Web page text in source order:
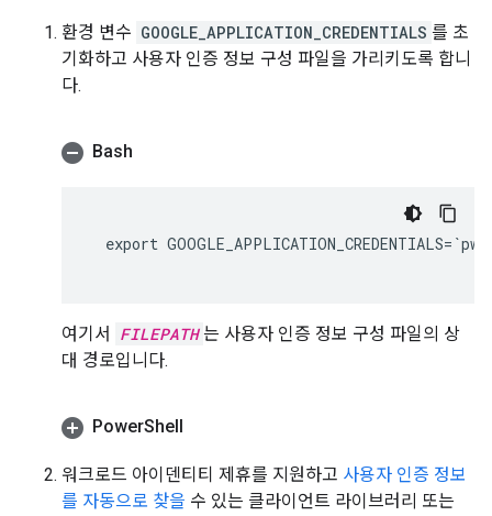
환경 변수 GOOGLE_APPLICATION_CREDENTIALS 를 초
기화하고 사용자 인증 정보 구성 파일을 가리키도록 합니
다.
Bash
export
여기서 FILEPATH 는 사용자 인증 정보 구성 파일의 상
대 경로입니다.
PowerShell
워크로드 아이덴티티 제휴를 지원하고 사용자 인증 정보
를 자동으로 찾을 수 있는 클라이언트 라이브러리 또는